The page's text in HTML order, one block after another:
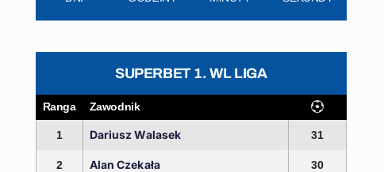
SUPERBET 1. WL LIGA
Ranga Zawodnik
1 Dariusz Walasek 31
2 Alan Czekała 30